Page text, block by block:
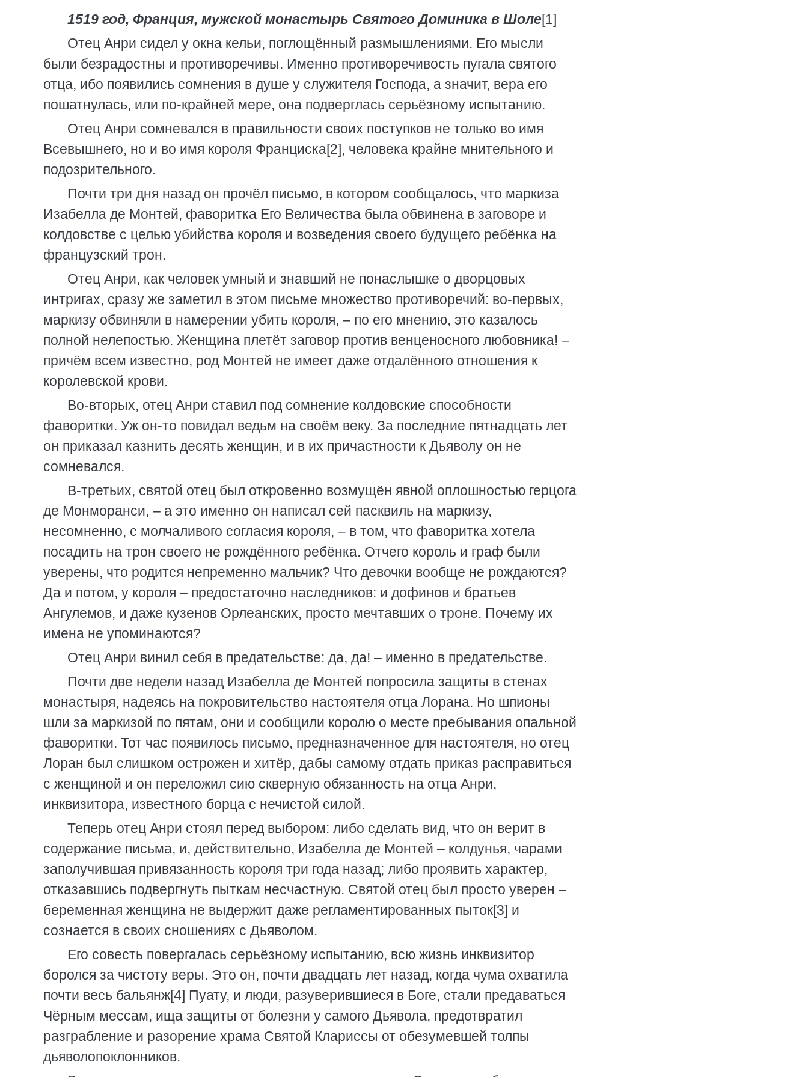
1519 год, Франция, мужской монастырь Святого Доминика в Шоле[1]
Отец Анри сидел у окна кельи, поглощённый размышлениями. Его мысли
были безрадостны и противоречивы. Именно противоречивость пугала святого
отца, ибо появились сомнения в душе у служителя Господа, а значит, вера его
пошатнулась, или по-крайней мере, она подверглась серьёзному испытанию.
Отец Анри сомневался в правильности своих поступков не только во имя
Всевышнего, но и во имя короля Франциска[2], человека крайне мнительного и
подозрительного.
Почти три дня назад он прочёл письмо, в котором сообщалось, что маркиза
Изабелла де Монтей, фаворитка Его Величества была обвинена в заговоре и
колдовстве с целью убийства короля и возведения своего будущего ребёнка на
французский трон.
Отец Анри, как человек умный и знавший не понаслышке о дворцовых
интригах, сразу же заметил в этом письме множество противоречий: во-первых,
маркизу обвиняли в намерении убить короля, – по его мнению, это казалось
полной нелепостью. Женщина плетёт заговор против венценосного любовника! –
причём всем известно, род Монтей не имеет даже отдалённого отношения к
королевской крови.
Во-вторых, отец Анри ставил под сомнение колдовские способности
фаворитки. Уж он-то повидал ведьм на своём веку. За последние пятнадцать лет
он приказал казнить десять женщин, и в их причастности к Дьяволу он не
сомневался.
В-третьих, святой отец был откровенно возмущён явной оплошностью герцога
де Монморанси, – а это именно он написал сей пасквиль на маркизу,
несомненно, с молчаливого согласия короля, – в том, что фаворитка хотела
посадить на трон своего не рождённого ребёнка. Отчего король и граф были
уверены, что родится непременно мальчик? Что девочки вообще не рождаются?
Да и потом, у короля – предостаточно наследников: и дофинов и братьев
Ангулемов, и даже кузенов Орлеанских, просто мечтавших о троне. Почему их
имена не упоминаются?
Отец Анри винил себя в предательстве: да, да! – именно в предательстве.
Почти две недели назад Изабелла де Монтей попросила защиты в стенах
монастыря, надеясь на покровительство настоятеля отца Лорана. Но шпионы
шли за маркизой по пятам, они и сообщили королю о месте пребывания опальной
фаворитки. Тот час появилось письмо, предназначенное для настоятеля, но отец
Лоран был слишком острожен и хитёр, дабы самому отдать приказ расправиться
с женщиной и он переложил сию скверную обязанность на отца Анри,
инквизитора, известного борца с нечистой силой.
Теперь отец Анри стоял перед выбором: либо сделать вид, что он верит в
содержание письма, и, действительно, Изабелла де Монтей – колдунья, чарами
заполучившая привязанность короля три года назад; либо проявить характер,
отказавшись подвергнуть пыткам несчастную. Святой отец был просто уверен –
беременная женщина не выдержит даже регламентированных пыток[3] и
сознается в своих сношениях с Дьяволом.
Его совесть повергалась серьёзному испытанию, всю жизнь инквизитор
боролся за чистоту веры. Это он, почти двадцать лет назад, когда чума охватила
почти весь бальянж[4] Пуату, и люди, разуверившиеся в Боге, стали предаваться
Чёрным мессам, ища защиты от болезни у самого Дьявола, предотвратил
разграбление и разорение храма Святой Клариссы от обезумевшей толпы
дьяволопоклонников.